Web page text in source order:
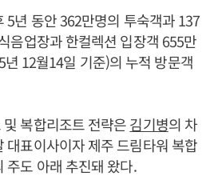
5년 동안 362만명의 투숙객과 137
음업장과 한컬렉션 입장객 655만
12월14일 기준)의 누적 방문객
복합리조트 전략은김기병의 차
대표이사이자 제주 드림타워 복합
주도 아래 추진돼 왔다.